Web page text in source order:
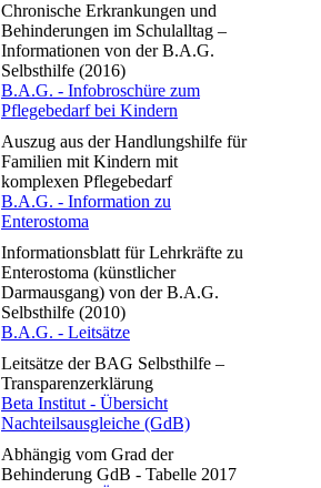
Chronische Erkrankungen und
Behinderungen im Schulalltag –
Informationen von der B.A.G.
Selbsthilfe (2016)
B.A.G. - Infobroschüre zum
Pflegebedarf bei Kindern
Auszug aus der Handlungshilfe für
Familien mit Kindern mit
komplexen Pflegebedarf
B.A.G. - Information zu
Enterostoma
Informationsblatt für Lehrkräfte zu
Enterostoma (künstlicher
Darmausgang) von der B.A.G.
Selbsthilfe (2010)
B.A.G. - Leitsätze
Leitsätze der BAG Selbsthilfe –
Transparenzerklärung
Beta Institut - Übersicht
Nachteilsausgleiche (GdB)
Abhängig vom Grad der
Behinderung GdB - Tabelle 2017